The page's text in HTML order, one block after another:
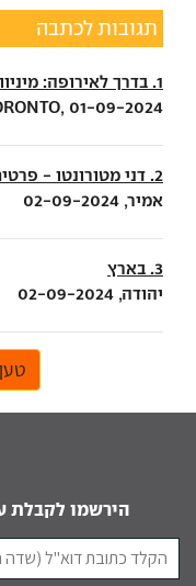
תגובות לכתבה
1. בדרך לאירופה: מיניוואן חדש ל-BYD
01-09-2024
2. דני מטורונטו - פרטים
אמיר, 02-09-2024
3. בארץ
יהודה, 02-09-2024
הירשמו לקבלת